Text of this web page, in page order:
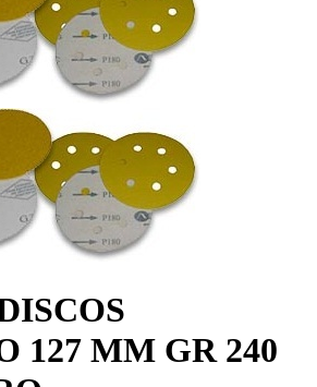
127 MM GR 240